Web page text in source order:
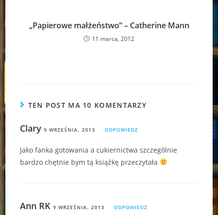
„Papierowe małżeństwo” – Catherine Mann
11 marca, 2012
TEN POST MA 10 KOMENTARZY
Clary 9 WRZEŚNIA, 2013 ODPOWIEDZ
Jako fanka gotowania a cukiernictwa szczególnie
bardzo chętnie bym tą książkę przeczytała
Ann RK 9 WRZEŚNIA, 2013 ODPOWIEDZ